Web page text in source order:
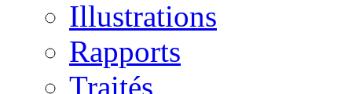
Illustrations
Rapports
Traités